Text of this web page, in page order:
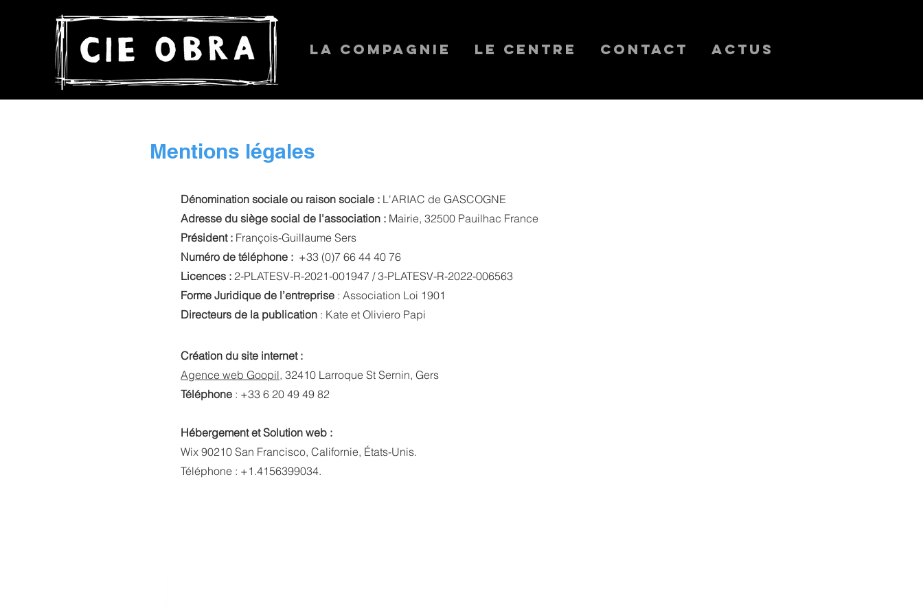
La Compagnie Le Centre Contact Actus
Mentions légales
Dénomination sociale ou raison sociale : L'ARIAC de GASCOGNE
Adresse du siège social de l'association : Mairie, 32500 Pauilhac France
Président : François-Guillaume Sers
Numéro de téléphone : +33 (0)7 66 44 40 76
Licences : 2-PLATESV-R-2021-001947 / 3-PLATESV-R-2022-006563
Forme Juridique de l’entreprise : Association Loi 1901
Directeurs de la publication : Kate et Oliviero Papi
Création du site internet :
Agence web Goopil, 32410 Larroque St Sernin, Gers
Téléphone : +33 6 20 49 49 82
Hébergement et Solution web :
Wix 90210 San Francisco, Californie, États-Unis.
Téléphone : +1.4156399034.